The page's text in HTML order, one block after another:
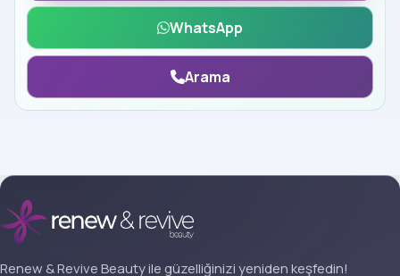
WhatsApp
Arama
Renew & Revive Beauty ile güzelliğinizi yeniden keşfedin!